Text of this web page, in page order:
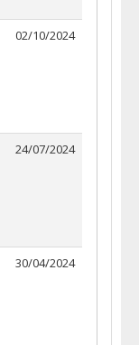
02/10/2024
24/07/2024
30/04/2024